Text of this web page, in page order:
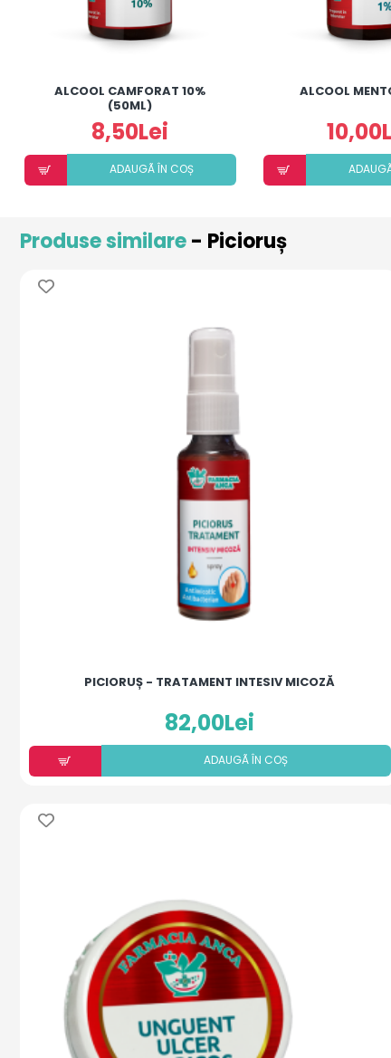
ALCOOL CAMFORAT 10%
(50ML)
8,50Lei
ADAUGÃ ÎN COȘ
ALCOOL
Produse similare- Picioruș
PICIORUȘ - TRATAMENT INTESIV MICOZĂ
82,00Lei
ADAUGÃ ÎN COȘ